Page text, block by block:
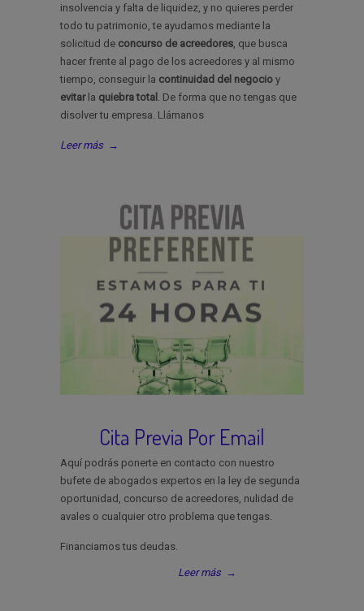
insolvencia y falta de liquidez, y no quieres perder
todo tu patrimonio, te ayudamos mediante la
solicitud de concurso de acreedores , que busca
hacer frente al pago de los acreedores y al mismo
tiempo, conseguir la continuidad del negocio y
evitarla quiebra total . De forma que no tengas que
disolver tu empresa. Llámanos
Leer más →
Cita Previa Por Email
Aquí podrás ponerte en contacto con nuestro
bufete de abogados expertos en la ley de segunda
oportunidad, concurso de acreedores, nulidad de
avales o cualquier otro problema que tengas.
Financiamos tus deudas.
Leer más →